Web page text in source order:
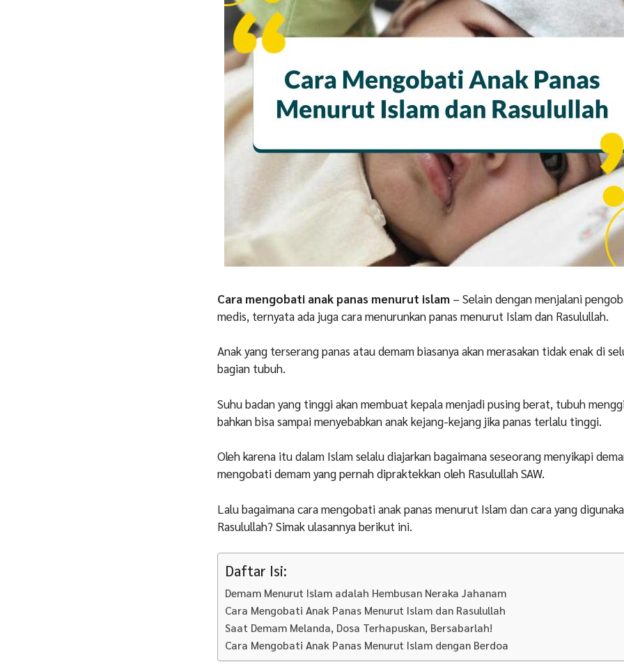
Cara mengobati anak panas menurut islam – Selain dengan menjalani
medis, ternyata ada juga cara menurunkan panas menurut Islam dan Rasulullah.
Anak yang terserang panas atau demam biasanya akan merasakan tidak enak di
bagian tubuh.
Suhu badan yang tinggi akan membuat kepala menjadi pusing berat, tubuh
bahkan bisa sampai menyebabkan anak kejang-kejang jika panas terlalu tinggi.
Oleh karena itu dalam Islam selalu diajarkan bagaimana seseorang menyikapi
mengobati demam yang pernah dipraktekkan oleh Rasulullah SAW.
Lalu bagaimana cara mengobati anak panas menurut Islam dan cara yang
Rasulullah? Simak ulasannya berikut ini.
Daftar Isi:
Demam Menurut Islam adalah Hembusan Neraka Jahanam
Cara Mengobati Anak Panas Menurut Islam dan Rasulullah
Saat Demam Melanda, Dosa Terhapuskan, Bersabarlah!
Cara Mengobati Anak Panas Menurut Islam dengan Berdoa